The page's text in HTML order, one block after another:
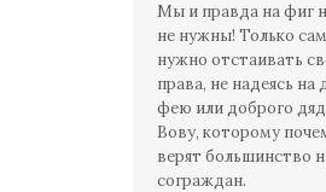
Мы и правда на фиг
не нужны! Только
нужно отстаивать
права, не надеясь на
фею или доброго
Вову, которому
верят большинство
сограждан.